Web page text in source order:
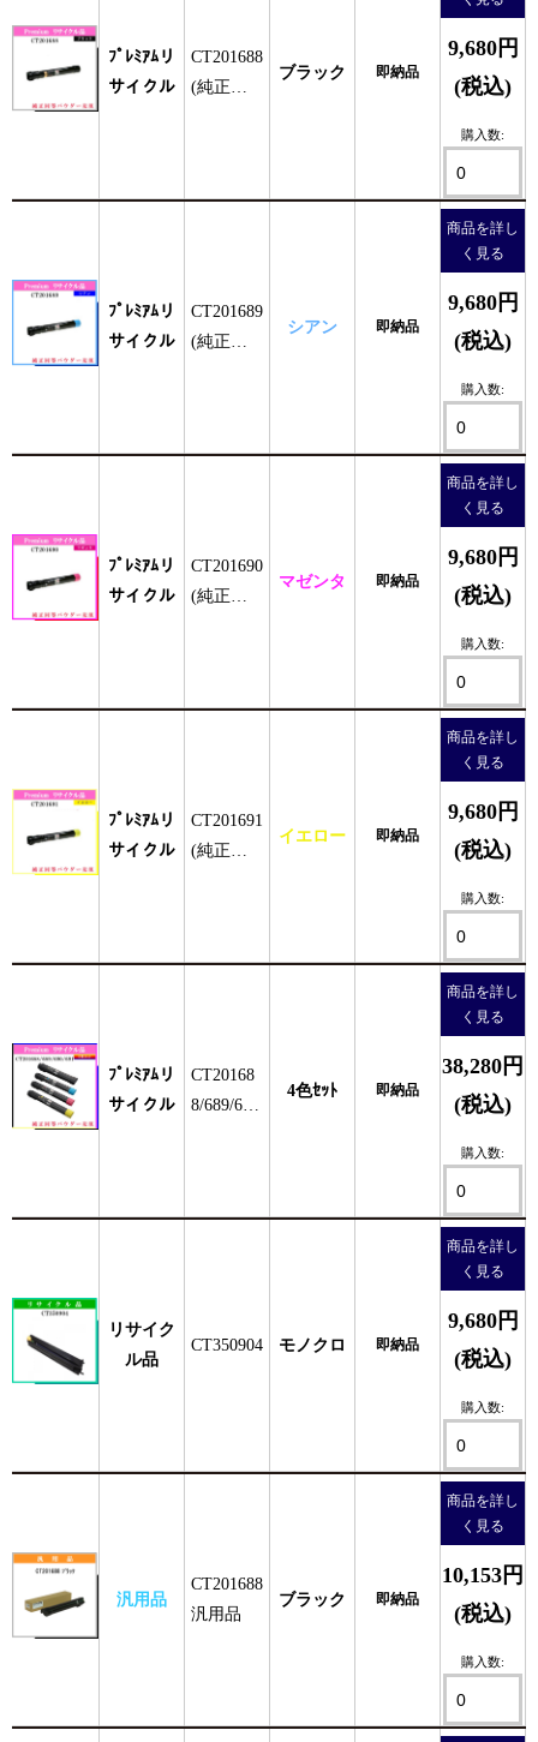
ﾌﾟﾚﾐｱﾑリ
サイクル
CT201688
(純正同
ブラック 即納品
9,680円
(税込)
購入数:
ﾌﾟﾚﾐｱﾑリ
サイクル
CT201689
(純正同
シアン 即納品
商品を詳し
く見る
9,680円
(税込)
購入数:
ﾌﾟﾚﾐｱﾑリ
サイクル
CT201690
(純正同
マゼンタ 即納品
商品を詳し
く見る
9,680円
(税込)
購入数:
ﾌﾟﾚﾐｱﾑリ
サイクル
CT201691
(純正同
イエロー 即納品
商品を詳し
く見る
9,680円
(税込)
購入数:
ﾌﾟﾚﾐｱﾑリ
サイクル
CT20168
8/689/69
4色ｾｯﾄ 即納品
商品を詳し
く見る
38,280円
(税込)
購入数:
リサイク
ル品
CT350904 モノクロ 即納品
商品を詳し
く見る
9,680円
(税込)
購入数:
汎用品
CT201688
汎用品
ブラック 即納品
商品を詳し
く見る
10,153円
(税込)
購入数: